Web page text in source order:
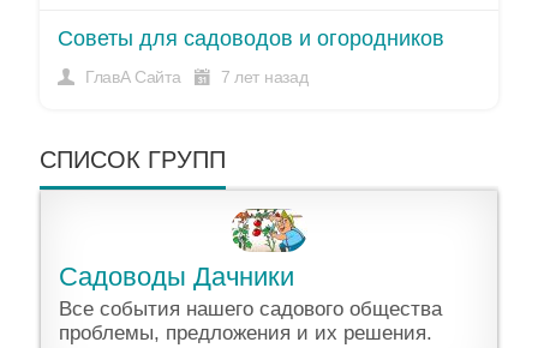
Советы для садоводов и огородников
ГлавА Сайта 7 лет назад
СПИСОК ГРУПП
Садоводы Дачники
Все события нашего садового общества
проблемы, предложения и их решения.